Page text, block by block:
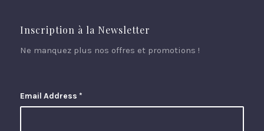
Inscription à la Newsletter
Ne manquez plus nos offres et promotions !
Email Address *